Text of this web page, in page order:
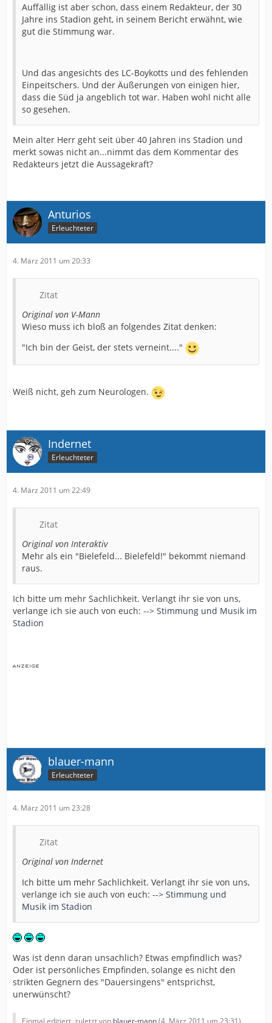
Auffällig ist aber schon, dass einem Redakteur, der 30
Jahre ins Stadion geht, in seinem Bericht erwähnt, wie
gut die Stimmung war.
Und das angesichts des LC-Boykotts und des fehlenden
Einpeitschers. Und der Äußerungen von einigen hier,
dass die Süd ja angeblich tot war. Haben wohl nicht alle
so gesehen.
Mein alter Herr geht seit über 40 Jahren ins Stadion und
merkt sowas nicht an...nimmt das dem Kommentar des
Redakteurs jetzt die Aussagekraft?
Anturios
Erleuchteter
4. März 2011 um 20:33
Zitat
Original von V-Mann
Wieso muss ich bloß an folgendes Zitat denken:
"Ich bin der Geist, der stets verneint...."
Weiß nicht, geh zum Neurologen.
Indernet
Erleuchteter
4. März 2011 um 22:49
Zitat
Original von Interaktiv
Mehr als ein "Bielefeld... Bielefeld!" bekommt niemand
raus.
Ich bitte um mehr Sachlichkeit. Verlangt ihr sie von uns,
verlange ich sie auch von euch: --> Stimmung und Musik im
Stadion
blauer-mann
Erleuchteter
4. März 2011 um 23:28
Zitat
Original von Indernet
Ich bitte um mehr Sachlichkeit. Verlangt ihr sie von uns,
verlange ich sie auch von euch: --> Stimmung und
Musik im Stadion
Was ist denn daran unsachlich? Etwas empfindlich was?
Oder ist persönliches Empfinden, solange es nicht den
strikten Gegnern des "Dauersingens" entsprichst,
unerwünscht?
Einmal editiert, zuletzt von blauer-mann(4. März 2011 um 23:31)